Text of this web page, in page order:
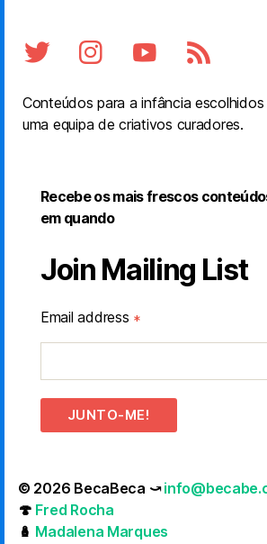
Conteúdos para a infância
uma equipa de criativos curadores.
Recebe os mais frescos
em quando
Join Mailing List
Email address *
JUNTO-ME!
© 2026 BecaBeca ⤻
🍄 Fred Rocha
🪆 Madalena Marques